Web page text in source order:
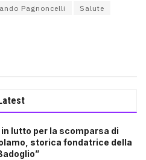
Pagnoncelli
Salute
Latest
lutto per la scomparsa di
storica fondatrice della